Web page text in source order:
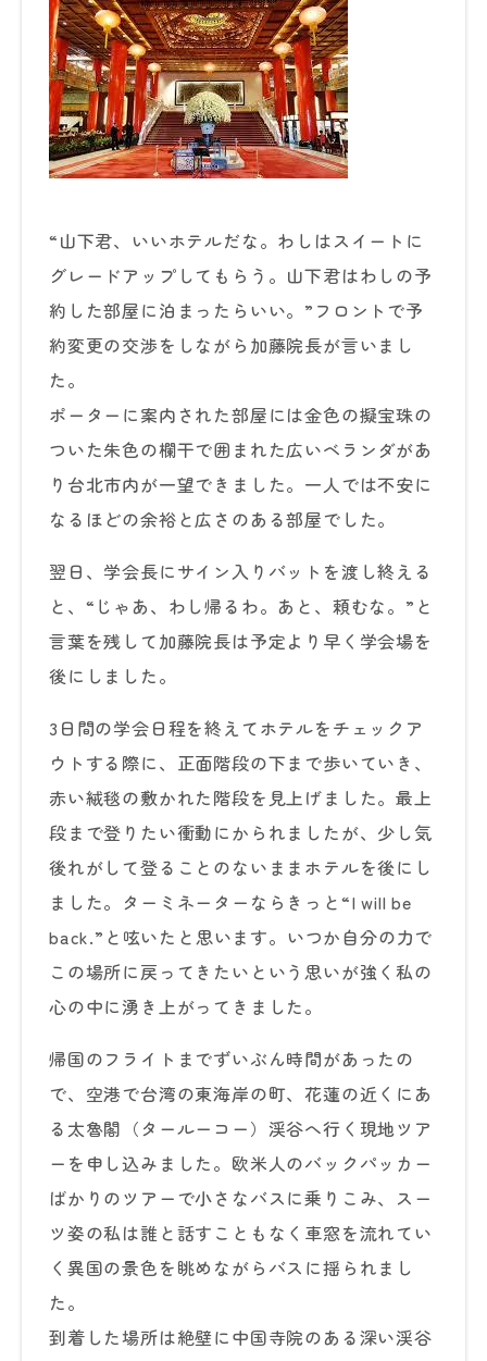
“山下君、いいホテルだな。わしはスイートに
グレードアップしてもらう。山下君はわしの予
約した部屋に泊まったらいい。”フロントで予
約変更の交渉をしながら加藤院長が言いまし
た。
ポーターに案内された部屋には金色の擬宝珠の
ついた朱色の欄干で囲まれた広いベランダがあ
り台北市内が一望できました。一人では不安に
なるほどの余裕と広さのある部屋でした。
翌日、学会長にサイン入りバットを渡し終える
と、“じゃあ、わし帰るわ。あと、頼むな。”と
言葉を残して加藤院長は予定より早く学会場を
後にしました。
3日間の学会日程を終えてホテルをチェックア
ウトする際に、正面階段の下まで歩いていき、
赤い絨毯の敷かれた階段を見上げました。最上
段まで登りたい衝動にかられましたが、少し気
後れがして登ることのないままホテルを後にし
ました。ターミネーターならきっと“I will be
back.”と呟いたと思います。いつか自分の力で
この場所に戻ってきたいという思いが強く私の
心の中に湧き上がってきました。
帰国のフライトまでずいぶん時間があったの
で、空港で台湾の東海岸の町、花蓮の近くにあ
る太魯閣（タールーコー）渓谷へ行く現地ツア
ーを申し込みました。欧米人のバックパッカー
ばかりのツアーで小さなバスに乗りこみ、スー
ツ姿の私は誰と話すこともなく車窓を流れてい
く異国の景色を眺めながらバスに揺られまし
た。
到着した場所は絶壁に中国寺院のある深い渓谷